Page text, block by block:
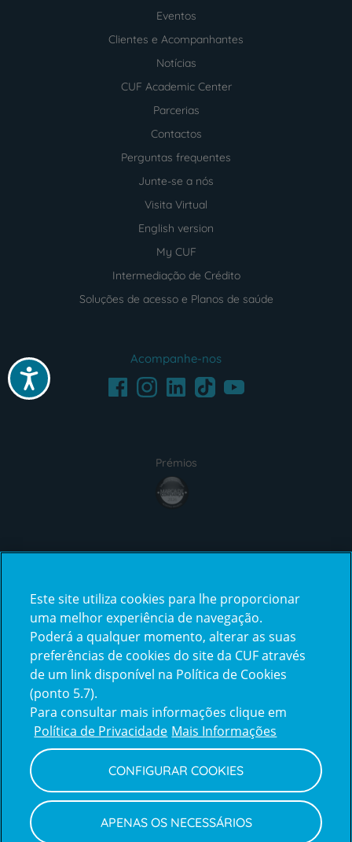
Acessibilidade
Eventos
Clientes e Acompanhantes
Notícias
CUF Academic Center
Parcerias
Contactos
Perguntas frequentes
Junte-se a nós
Visita Virtual
English version
My CUF
Intermediação de Crédito
Soluções de acesso e Planos de saúde
Acompanhe-nos
FacebookInstagramLinkedInTikTokYoutube
Prémios
award4
certification2certification3
Reclamações
e
elogios
Política de Privacidade e Cookies
Termos e Condições
Declaração de Acessibilidade
Este site utiliza cookies para lhe proporcionar
uma melhor experiência de navegação.
Poderá a qualquer momento, alterar as suas
preferências de cookies do site da CUF através
de um link disponível na Política de Cookies
(ponto 5.7).
Para consultar mais informações clique em
Política de Privacidade Mais Informações
CONFIGURAR COOKIES
APENAS OS NECESSÁRIOS